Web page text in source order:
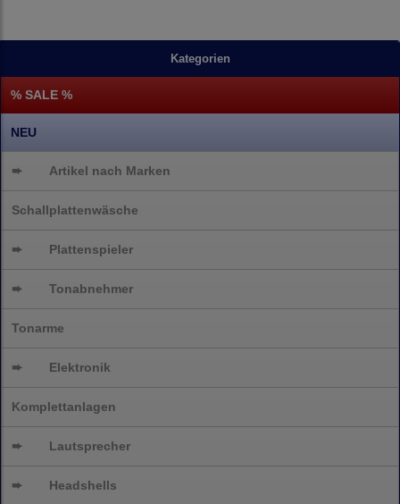
Kategorien
% SALE %
NEU
➨ Artikel nach Marken
Schallplattenwäsche
➨ Plattenspieler
➨ Tonabnehmer
Tonarme
➨ Elektronik
Komplettanlagen
➨ Lautsprecher
➨ Headshells